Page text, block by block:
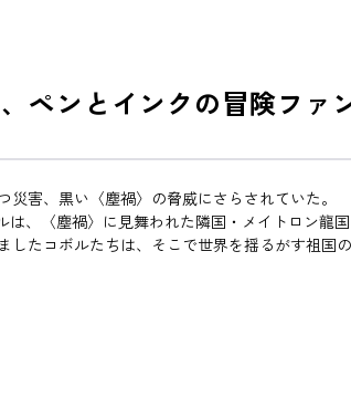
ペンとインクの冒険ファ
害、黒い〈塵禍〉の脅威にさらされていた。
、〈塵禍〉に見舞われた隣国・メイトロン
したコボルたちは、そこで世界を揺るがす祖